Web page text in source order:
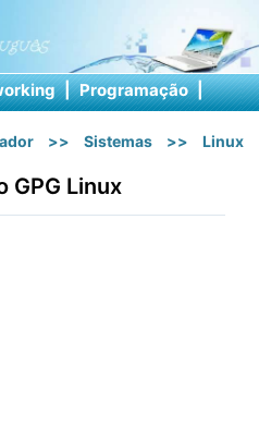
| Programação |
>> Sistemas >> Linux
GPG Linux